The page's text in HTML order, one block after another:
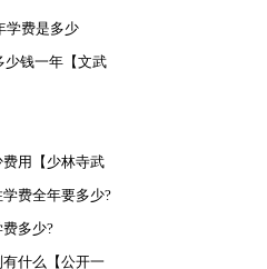
学费是多少
少钱一年【文武
用【少林寺武
费全年要多少?
多少?
什么【公开一